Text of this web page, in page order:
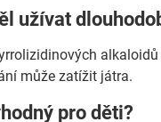
užívat
může zatížit játra.
pro děti?